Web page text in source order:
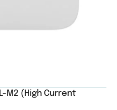
M2 (High Current